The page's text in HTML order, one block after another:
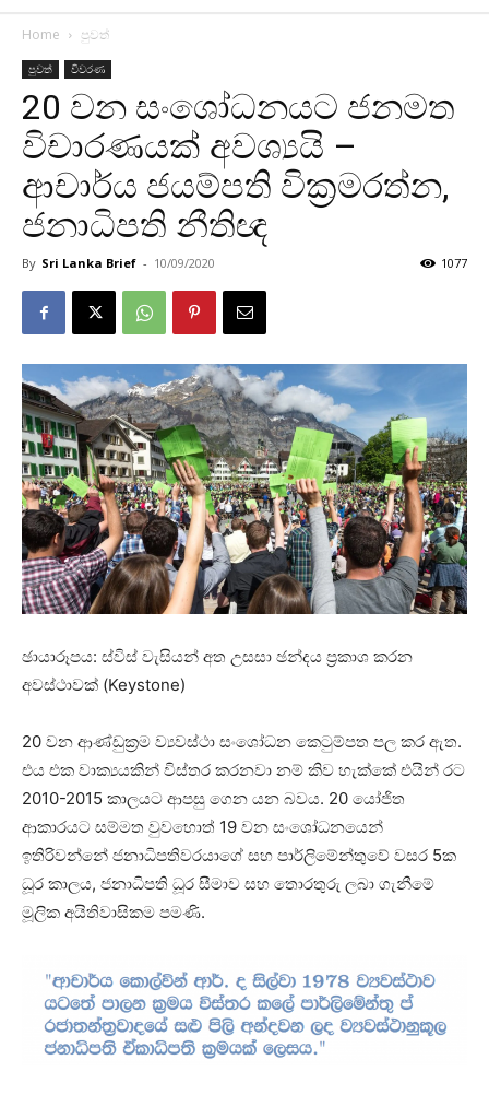
Home පුවත්
පුවත් විවරණ
20 වන සංශෝධනයට ජනමත
විචාරණයක් අවශ්‍යයි –
ආචාර්ය ජයම්පති වික්‍රමරත්න,
ජනාධිපති නීතිඥ
By Sri Lanka Brief - 10/09/2020 1077
ඡායාරූපය: ස්විස් වැසියන් අත උසසා ඡන්දය ප්‍රකාශ කරන
අවස්ථාවක් (Keystone)
20 වන ආණ්ඩුක්‍රම ව්‍යවස්ථා සංශෝධන කෙටුම්පත පල කර ඇත.
එය එක වාක්‍යයකින් විස්තර කරනවා නම් කිව හැක්කේ එයින් රට
2010-2015 කාලයට ආපසු ගෙන යන බවය. 20 යෝජිත
ආකාරයට සම්මත වුවහොත් 19 වන සංශෝධනයෙන්
ඉතිරිවන්නේ ජනාධිපතිවරයාගේ සහ පාර්ලිමේන්තුවේ වසර 5ක
ධූර කාලය, ජනාධිපති ධූර සීමාව සහ තොරතුරු ලබා ගැනීමේ
මූලික අයිතිවාසිකම පමණි.